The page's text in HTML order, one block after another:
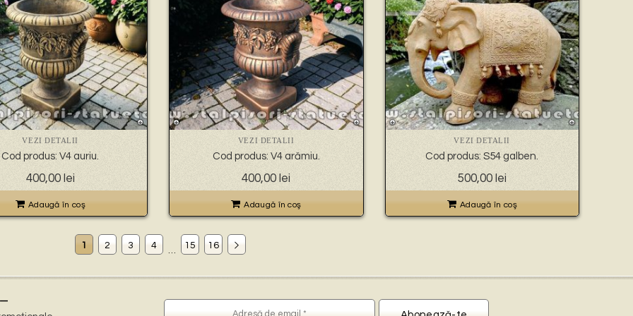
VEZI DETALII
Cod produs: V4 auriu.
400,00 lei
Adaugă în coş
VEZI DETALII
Cod produs: V4 arămiu.
400,00 lei
Adaugă în coş
VEZI DETALII
Cod produs: S54 galben.
500,00 lei
Adaugă în coş
1 2 3 4 15 16